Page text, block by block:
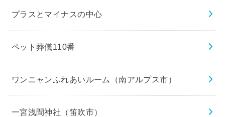
プラスとマイナスの中心
ペット葬儀110番
ワンニャンふれあいルーム（南アルプス市）
一宮浅間神社（笛吹市）